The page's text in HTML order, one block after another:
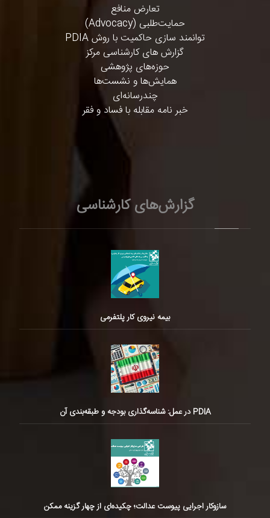
تعارض منافع
حمایت‌طلبی (Advocacy)
توانمند سازی حاکمیت با روش PDIA
گزارش های کارشناسی مرکز
حوزه‌های پژوهشی
همایش‌ها و نشست‌ها
چندرسانه‌ای
خبر نامه مقابله با فساد و فقر
گزارش‌های کارشناسی
بیمه نیروی کار پلتفرمی
PDIA در عمل: شناسه‌گذاری بودجه و طبقه‌بندی آن
سازوکار اجرایی پیوست عدالت؛ چکیده‌ای از چهار گزینه ممکن